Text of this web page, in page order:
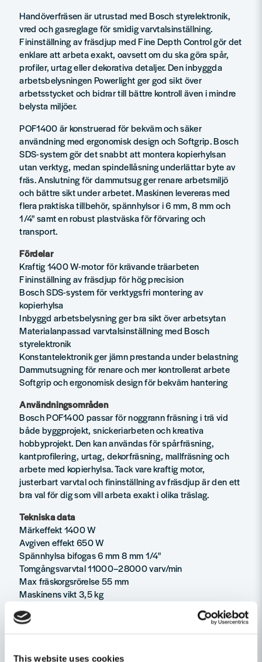
This website uses cookies
Handöverfräsen är utrustad med Bosch styrelektronik,
vred och gasreglage för smidig varvtalsinställning.
Fininställning av fräsdjup med Fine Depth Control gör det
enklare att arbeta exakt, oavsett om du ska göra spår,
profiler, urtag eller dekorativa detaljer. Den inbyggda
arbetsbelysningen Powerlight ger god sikt över
arbetsstycket och bidrar till bättre kontroll även i mindre
belysta miljöer.
POF1400 är konstruerad för bekväm och säker
användning med ergonomisk design och Softgrip. Bosch
SDS-system gör det snabbt att montera kopierhylsan
utan verktyg, medan spindellåsning underlättar byte av
fräs. Anslutning för dammutsug ger renare arbetsmiljö
och bättre sikt under arbetet. Maskinen levereras med
flera praktiska tillbehör, spännhylsor i 6 mm, 8 mm och
1/4" samt en robust plastväska för förvaring och
transport.
Fördelar
Kraftig 1400 W-motor för krävande träarbeten
Fininställning av fräsdjup för hög precision
Bosch SDS-system för verktygsfri montering av
kopierhylsa
Inbyggd arbetsbelysning ger bra sikt över arbetsytan
Materialanpassad varvtalsinställning med Bosch
styrelektronik
Konstantelektronik ger jämn prestanda under belastning
Dammutsugning för renare och mer kontrollerat arbete
Softgrip och ergonomisk design för bekväm hantering
Användningsområden
Bosch POF1400 passar för noggrann fräsning i trä vid
både byggprojekt, snickeriarbeten och kreativa
hobbyprojekt. Den kan användas för spårfräsning,
kantprofilering, urtag, dekorfräsning, mallfräsning och
arbete med kopierhylsa. Tack vare kraftig motor,
justerbart varvtal och fininställning av fräsdjup är den ett
bra val för dig som vill arbeta exakt i olika träslag.
Tekniska data
Märkeffekt 1400 W
Avgiven effekt 650 W
Spännhylsa bifogas 6 mm 8 mm 1/4"
Tomgångsvarvtal 11000–28000 varv/min
Max fräskorgsrörelse 55 mm
Maskinens vikt 3,5 kg
Funktion Bosch SDS för kopierhylsor
Funktion Inbyggd arbetsbelysning Powerlight